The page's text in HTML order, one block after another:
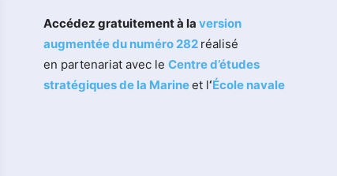
Accédez gratuitement à la version
augmentée du numéro 282 réalisé
en partenariat avec le Centre d’études
stratégiques de la Marineet l‘École navale